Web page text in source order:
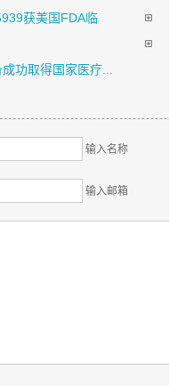
获美国FDA临
功取得国家医疗...
输入名称
输入邮箱